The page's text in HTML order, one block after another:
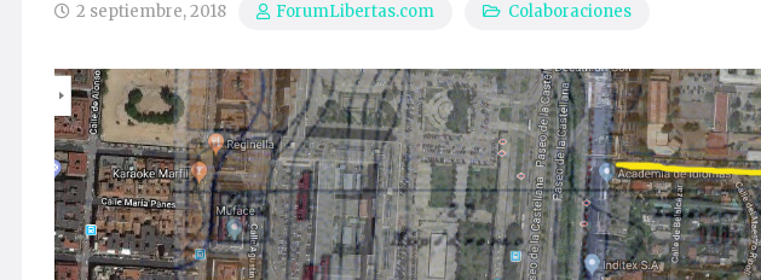
2 septiembre, 2018 ForumLibertas.com Colaboraciones